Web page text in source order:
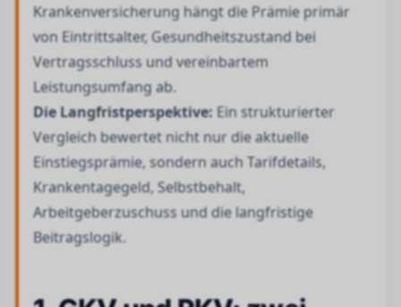
Krankenversicherung hängt die Prämie primär
von Eintrittsalter, Gesundheitszustand bei
Vertragsschluss und vereinbartem
Leistungsumfang ab.
Die Langfristperspektive: Ein strukturierter
Vergleich bewertet nicht nur die aktuelle
Einstiegsprämie, sondern auch Tarifdetails,
Krankentagegeld, Selbstbehalt,
Arbeitgeberzuschuss und die langfristige
Beitragslogik.